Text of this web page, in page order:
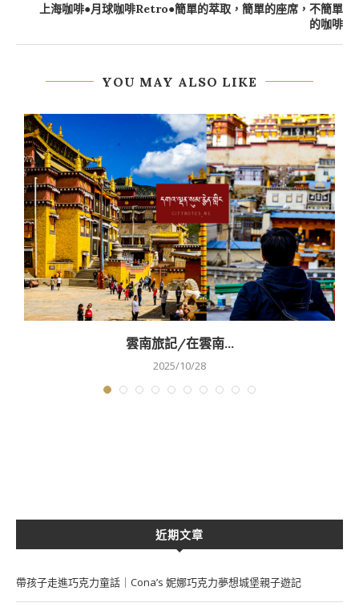
上海咖啡●月球咖啡Retro●簡單的萃取，簡單的座席，不簡單
的咖啡
YOU MAY ALSO LIKE
雲南旅記/在雲南...
2025/10/28
近期文章
帶孩子走進巧克力童話｜Cona’s 妮娜巧克力夢想城堡親子遊記